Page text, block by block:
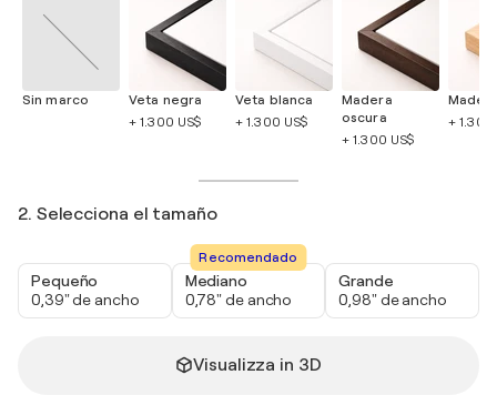
Sin marco
Veta negra
+ 1.300 US$
Veta blanca
+ 1.300 US$
Madera
oscura
+ 1.300 US$
+ 1.300
2. Selecciona el tamaño
Pequeño
0,39" de ancho
Recomendado
Mediano
0,78" de ancho
Grande
0,98" de ancho
Visualizza in 3D